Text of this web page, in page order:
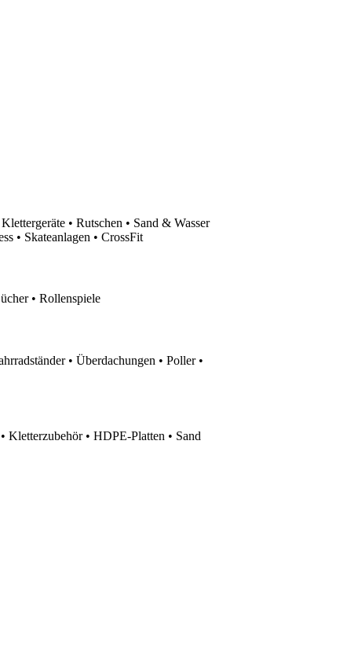
• Rutschen • Sand & Wasser
• Skateanlagen • CrossFit
• Rollenspiele
• Überdachungen • Poller •
Kletterzubehör • HDPE-Platten • Sand